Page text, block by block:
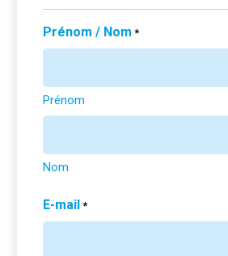
Prénom / Nom *
Prénom
Nom
E-mail *